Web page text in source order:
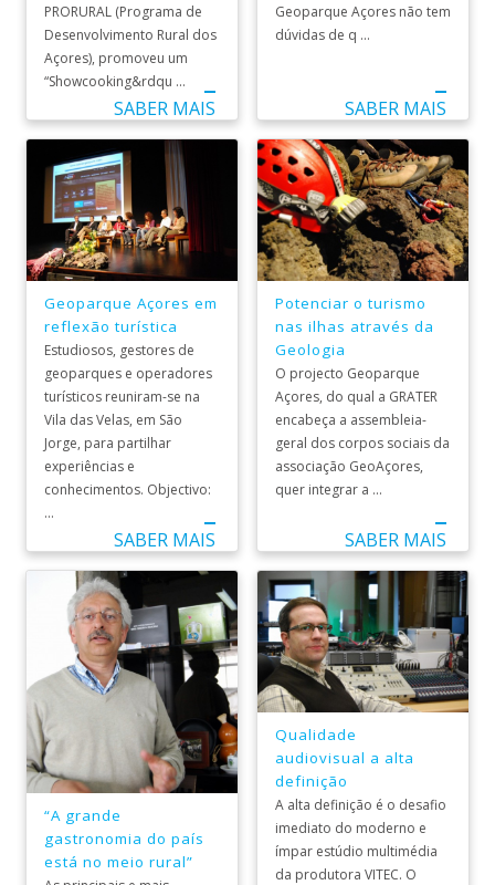
PRORURAL (Programa de
Desenvolvimento Rural dos
Açores), promoveu um
“Showcooking&rdqu ...
SABER MAIS
Geoparque Açores não tem
dúvidas de q ...
SABER MAIS
Geoparque Açores em
reflexão turística
Estudiosos, gestores de
geoparques e operadores
turísticos reuniram-se na
Vila das Velas, em São
Jorge, para partilhar
experiências e
conhecimentos. Objectivo:
...
SABER MAIS
Potenciar o turismo
nas ilhas através da
Geologia
O projecto Geoparque
Açores, do qual a GRATER
encabeça a assembleia-
geral dos corpos sociais da
associação GeoAçores,
quer integrar a ...
SABER MAIS
“A grande
gastronomia do país
está no meio rural”
Qualidade
audiovisual a alta
definição
A alta definição é o desafio
imediato do moderno e
ímpar estúdio multimédia
da produtora VITEC. O